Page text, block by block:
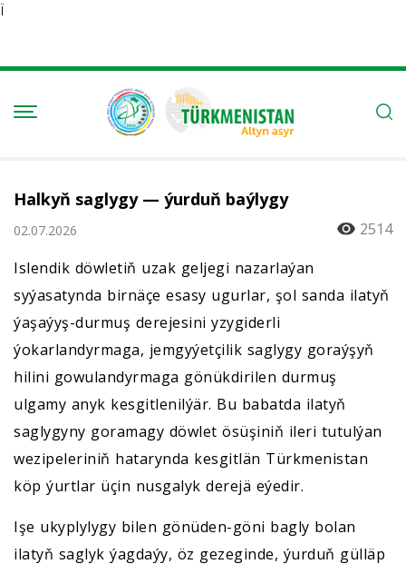
Ï
Halkyň saglygy — ýurduň baýlygy
02.07.2026
2514
Islendik döwletiň uzak geljegi nazarlaýan
syýasatynda birnäçe esasy ugurlar, şol sanda ilatyň
ýaşaýyş-durmuş derejesini yzygiderli
ýokarlandyrmaga, jemgyýetçilik saglygy goraýşyň
hilini gowulandyrmaga gönükdirilen durmuş
ulgamy anyk kesgitlenilýär. Bu babatda ilatyň
saglygyny goramagy döwlet ösüşiniň ileri tutulýan
wezipeleriniň hatarynda kesgitlän Türkmenistan
köp ýurtlar üçin nusgalyk derejä eýedir.
Işe ukyplylygy bilen gönüden-göni bagly bolan
ilatyň saglyk ýagdaýy, öz gezeginde, ýurduň gülläp